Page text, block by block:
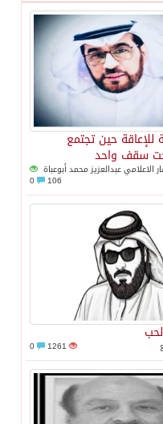
للإعاقة حين تجتمع
سقف واحد
الاعلامي عبدالعزيز محمد أبوعباة
106
1261